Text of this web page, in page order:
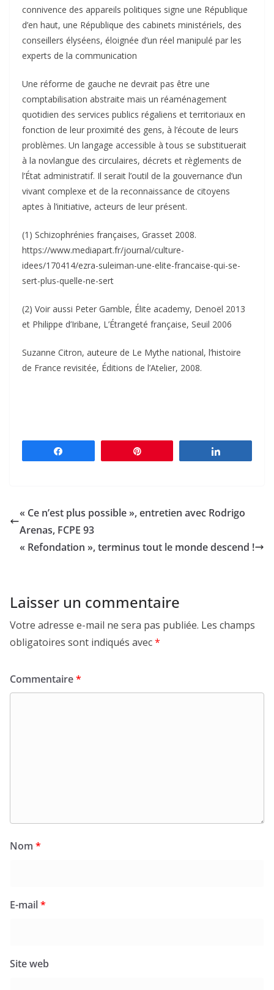
connivence des appareils politiques signe une République
d’en haut, une République des cabinets ministériels, des
conseillers élyséens, éloignée d’un réel manipulé par les
experts de la communication
Une réforme de gauche ne devrait pas être une
comptabilisation abstraite mais un réaménagement
quotidien des services publics régaliens et territoriaux en
fonction de leur proximité des gens, à l’écoute de leurs
problèmes. Un langage accessible à tous se substituerait
à la novlangue des circulaires, décrets et règlements de
l’État administratif. Il serait l’outil de la gouvernance d’un
vivant complexe et de la reconnaissance de citoyens
aptes à l’initiative, acteurs de leur présent.
(1) Schizophrénies françaises, Grasset 2008.
https://www.mediapart.fr/journal/culture-
idees/170414/ezra-suleiman-une-elite-francaise-qui-se-
sert-plus-quelle-ne-sert
(2) Voir aussi Peter Gamble, Élite academy, Denoël 2013
et Philippe d’Iribane, L’Étrangeté française, Seuil 2006
Suzanne Citron, auteure de Le Mythe national, l’histoire
de France revisitée, Éditions de l’Atelier, 2008.
« Ce n’est plus possible », entretien avec Rodrigo
Arenas, FCPE 93
« Refondation », terminus tout le monde descend !
Laisser un commentaire
Votre adresse e-mail ne sera pas publiée. Les champs
obligatoires sont indiqués avec*
Commentaire*
Nom *
E-mail*
Site web